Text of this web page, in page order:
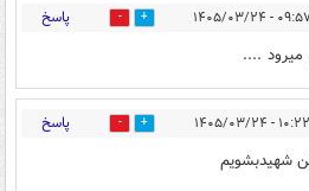
- ۱۴۰۵/۰۳/۲۴ 0 پاسخ
....
۱۰:۲۲ - ۱۴۰۵/۰۳/۲۴ 0 پاسخ
شهیدبشویم